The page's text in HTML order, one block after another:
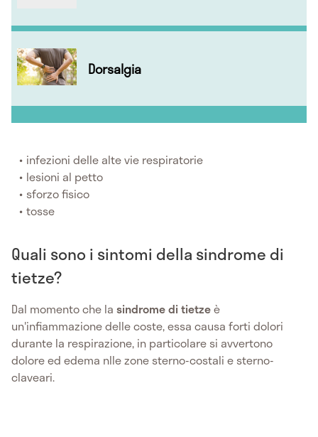
Dorsalgia
infezioni delle alte vie respiratorie
lesioni al petto
sforzo fisico
tosse
Quali sono i sintomi della sindrome di
tietze?
Dal momento che la sindrome di tietzeè
un'infiammazione delle coste, essa causa forti dolori
durante la respirazione, in particolare si avvertono
dolore ed edema nlle zone sterno-costali e sterno-
claveari.